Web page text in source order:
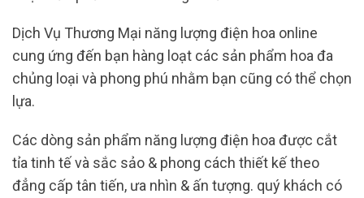
Dịch Vụ Thương Mại năng lượng điện hoa online
cung ứng đến bạn hàng loạt các sản phẩm hoa đa
chủng loại và phong phú nhằm bạn cũng có thể chọn
lựa.
Các dòng sản phẩm năng lượng điện hoa được cắt
tỉa tinh tế và sắc sảo & phong cách thiết kế theo
đẳng cấp tân tiến, ưa nhìn & ấn tượng. quý khách có